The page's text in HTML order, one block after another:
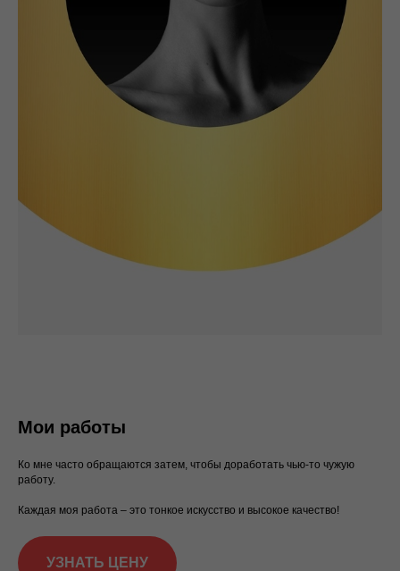
Мои работы
Ко мне часто обращаются затем, чтобы доработать чью-то чужую
работу.
Каждая моя работа – это тонкое искусство и высокое качество!
УЗНАТЬ ЦЕНУ